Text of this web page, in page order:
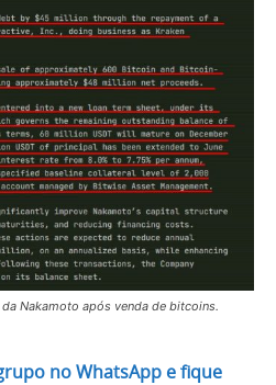
Nakamoto após venda de bitcoins.
no WhatsApp e fique